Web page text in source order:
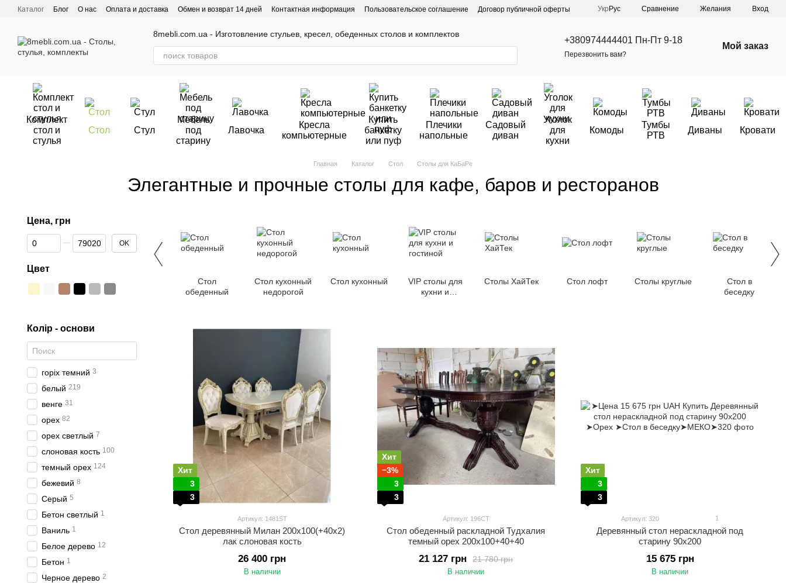
Перейти к основному контенту
Каталог Блог О нас Оплата и доставка Обмен и возврат 14 дней Контактная информация Пользовательское соглашение
Договор публичной оферты
Укр Рус Сравнение Желания Вход
8mebli.com.ua - Изготовление стульев, кресел, обеденных столов и комплектов
+380974444401 Пн-Пт 9-18
Перезвонить вам?
Мой заказ
Комплект
стол и
стулья
Стол Стул
Мебель
под
старину
Лавочка
Кресла
компьютерные
Купить
банкетку
или пуф
Плечики
напольные
Садовый
диван
Уголок
для
кухни
Комоды
Тумбы
РТВ
Диваны Кровати
Главная Каталог Стол Столы для КаБаРе
Элегантные и прочные столы для кафе, баров и ресторанов
Стол
обеденный
Стол кухонный
недорогой
Стол кухонный
VIP столы для
кухни и
Столы ХайТек Стол лофт Столы круглые
Стол в
беседку
Хит
3
3
Артикул: 1481ST
Стол деревянный Милан 200х100(+40х2)
лак слоновая кость
26 400 грн
В наличии
Хит
−3%
3
3
Артикул: 196СТ
Стол обеденный раскладной Тудхалия
темный орех 200х100+40+40
21 780 грн
21 127 грн
В наличии
Хит
3
3
Артикул: 320 1
Деревянный стол нераскладной под
старину 90х200
15 675 грн
В наличии
Цена, грн
От Цена, грн
До Цена, грн OK
Цвет
Колір - основи
горіх темний 3
белый 219
венге 31
орех 82
орех светлый 7
слоновая кость 100
темный орех 124
бежевий 8
Серый 5
Бетон светлый 1
Ваниль 1
Белое дерево 12
Бетон 1
Черное дерево 2